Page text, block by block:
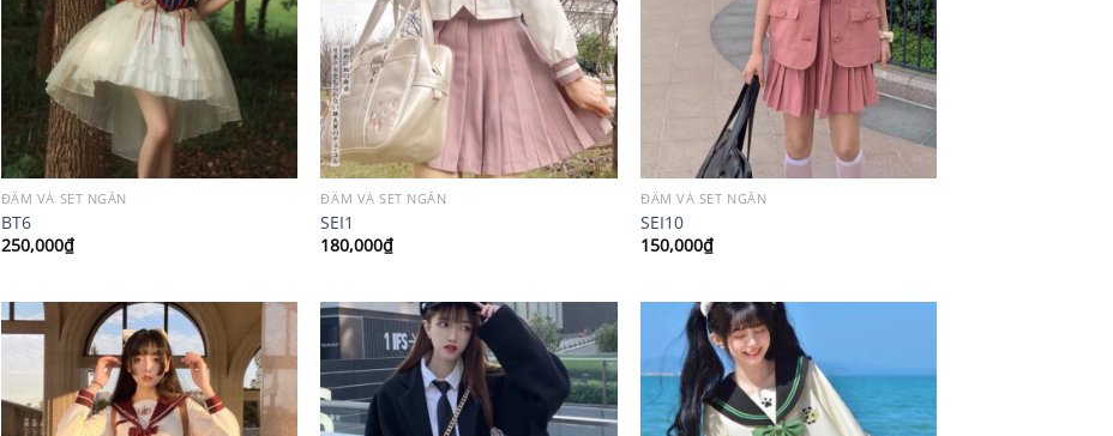
ĐẦM VÀ SET NGẮN
BT6
250,000₫
ĐẦM VÀ SET NGẮN
SEI1
180,000₫
ĐẦM VÀ SET NGẮN
SEI10
150,000₫